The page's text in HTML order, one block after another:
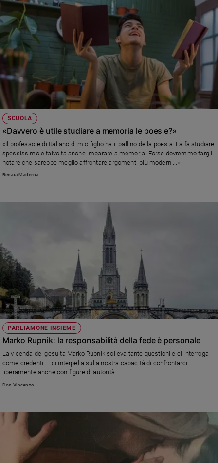
SCUOLA
«Davvero è utile studiare a memoria le poesie?»
«Il professore di Italiano di mio figlio ha il pallino della poesia. La fa studiare
spessissimo e talvolta anche imparare a memoria. Forse dovremmo fargli
notare che sarebbe meglio affrontare argomenti più moderni...»
Renata Maderna
PARLIAMONE INSIEME
Marko Rupnik: la responsabilità della fede è personale
La vicenda del gesuita Marko Rupnik solleva tante questioni e ci interroga
come credenti. E ci interpella sulla nostra capacità di confrontarci
liberamente anche con figure di autorità
Don Vincenzo